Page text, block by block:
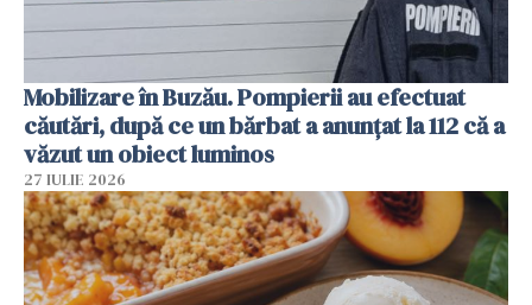
Mobilizare în Buzău. Pompierii au efectuat
căutări, după ce un bărbat a anunțat la 112 că a
văzut un obiect luminos
27 IULIE 2026